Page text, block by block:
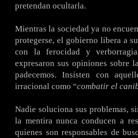
pretendan ocultarla.
Mientras la sociedad ya no
protegerse, el gobierno libera a
con la ferocidad y
expresaron sus opiniones sobre
padecemos. Insisten con
irracional como “combatir el
Nadie soluciona sus problemas,
la mentira nunca conducen a
quienes son responsables de